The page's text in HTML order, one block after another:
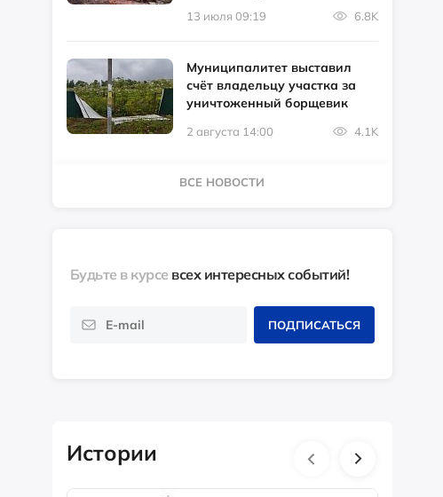
13 июля 09:19 6.8K
Муниципалитет выставил
счёт владельцу участка за
уничтоженный борщевик
2 августа 14:00 4.1K
ВСЕ НОВОСТИ
Будьте в курсе всех интересных событий!
ПОДПИСАТЬСЯ
Истории